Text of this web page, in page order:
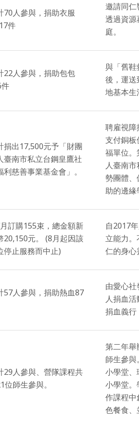
70人參與，捐助衣服
件
邀請同仁
透過資源
庭。
22人參與，捐助包包
與「舊鞋
後，運送
地基本生
捐出17,500元予「財團
臺南市私立台鋼皇鷹社
利慈善事業基金會」。
聘雇視障
支付銅板
福單位
人臺南
勢團體、
助的邊緣
訂購155束，總金額新
20,150元。 (8月起因該
停止服務而中止)
自2017
立能力
仁的身心
57人參與，捐助熱血87
由愛心
人捐血
捐血義行
29人參與、營隊課程共
位師生參與。
第二年舉
師生參
小學堂、
小學堂。
作課程中
色餐食、